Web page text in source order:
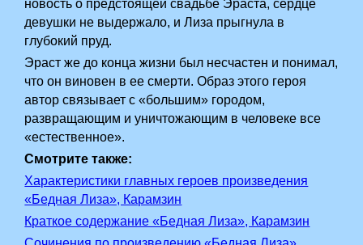
новость о предстоящей свадьбе Эраста, сердце
девушки не выдержало, и Лиза прыгнула в
глубокий пруд.
Эраст же до конца жизни был несчастен и понимал,
что он виновен в ее смерти. Образ этого героя
автор связывает с «большим» городом,
развращающим и уничтожающим в человеке все
«естественное».
Смотрите также:
Характеристики главных героев произведения
«Бедная Лиза», Карамзин
Краткое содержание «Бедная Лиза», Карамзин